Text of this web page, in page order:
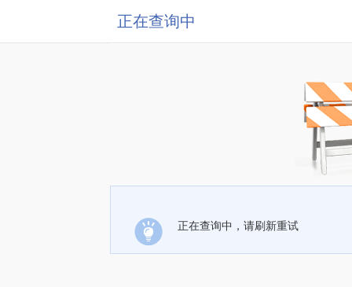
正在查询中
正在查询中，请刷新重试